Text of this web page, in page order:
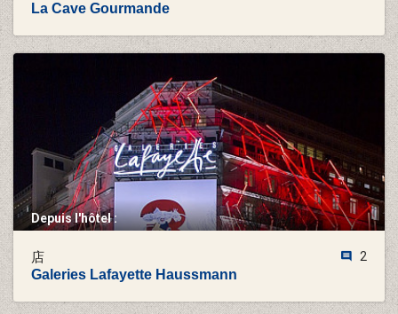
La Cave Gourmande
Depuis l'hôtel :
2
店
Galeries Lafayette Haussmann